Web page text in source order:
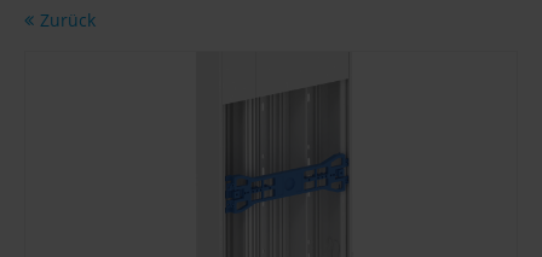
Zurück